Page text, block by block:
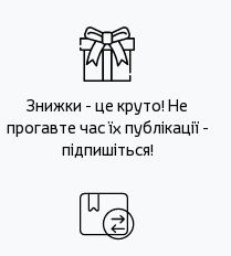
Знижки - це круто! Не
прогавте час їх публікації -
підпишіться!